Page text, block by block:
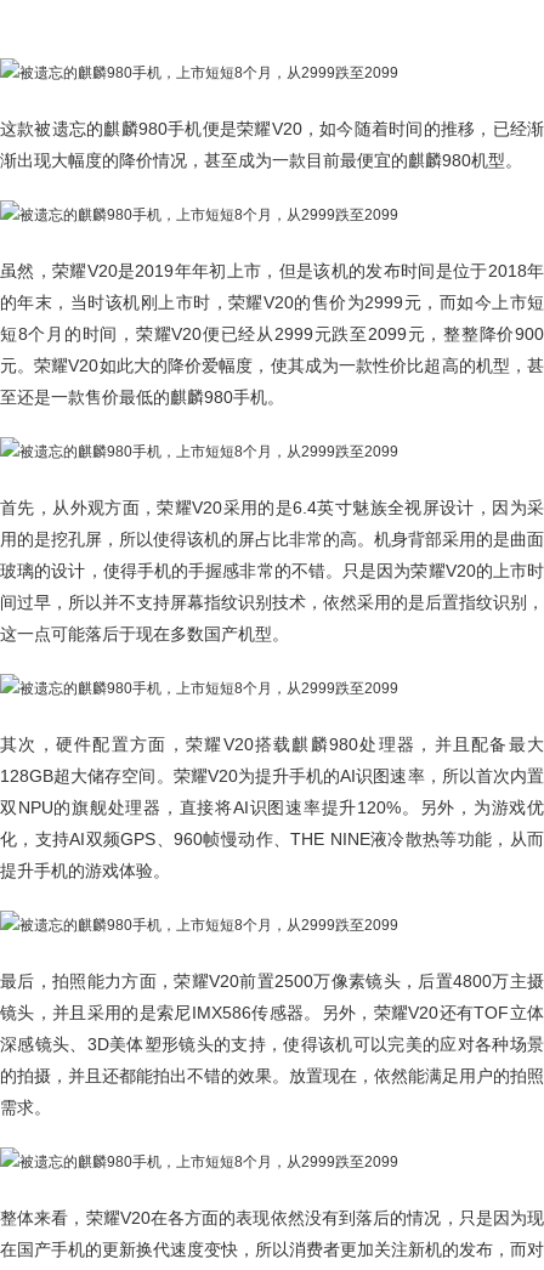
这款被遗忘的麒麟980手机便是荣耀V20，如今随着时间的推移，已经渐
渐出现大幅度的降价情况，甚至成为一款目前最便宜的麒麟980机型。
虽然，荣耀V20是2019年年初上市，但是该机的发布时间是位于2018年
的年末，当时该机刚上市时，荣耀V20的售价为2999元，而如今上市短
短8个月的时间，荣耀V20便已经从2999元跌至2099元，整整降价900
元。荣耀V20如此大的降价爱幅度，使其成为一款性价比超高的机型，甚
至还是一款售价最低的麒麟980手机。
首先，从外观方面，荣耀V20采用的是6.4英寸魅族全视屏设计，因为采
用的是挖孔屏，所以使得该机的屏占比非常的高。机身背部采用的是曲面
玻璃的设计，使得手机的手握感非常的不错。只是因为荣耀V20的上市时
间过早，所以并不支持屏幕指纹识别技术，依然采用的是后置指纹识别，
这一点可能落后于现在多数国产机型。
其次，硬件配置方面，荣耀V20搭载麒麟980处理器，并且配备最大
128GB超大储存空间。荣耀V20为提升手机的AI识图速率，所以首次内置
双NPU的旗舰处理器，直接将AI识图速率提升120%。另外，为游戏优
化，支持AI双频GPS、960帧慢动作、THE NINE液冷散热等功能，从而
提升手机的游戏体验。
最后，拍照能力方面，荣耀V20前置2500万像素镜头，后置4800万主摄
镜头，并且采用的是索尼IMX586传感器。另外，荣耀V20还有TOF立体
深感镜头、3D美体塑形镜头的支持，使得该机可以完美的应对各种场景
的拍摄，并且还都能拍出不错的效果。放置现在，依然能满足用户的拍照
需求。
整体来看，荣耀V20在各方面的表现依然没有到落后的情况，只是因为现
在国产手机的更新换代速度变快，所以消费者更加关注新机的发布，而对